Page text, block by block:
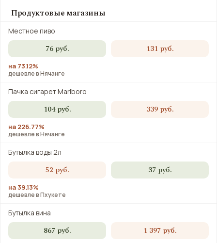
Продуктовые магазины
Местное пиво
76 руб. 131 руб.
на 73.12%
дешевле в Нячанге
Пачка сигарет Marlboro
104 руб. 339 руб.
на 226.77%
дешевле в Нячанге
Бутылка воды 2л
52 руб. 37 руб.
на 39.13%
дешевле в Пхукете
Бутылка вина
867 руб. 1 397 руб.